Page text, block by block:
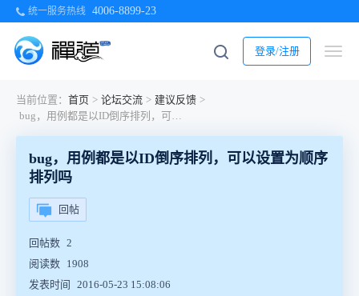
统一服务热线 4006-8899-23
登录/注册
当前位置： 首页 > 论坛交流 > 建议反馈 >
bug，用例都是以ID倒序排列，可以设置为顺序排列吗
bug，用例都是以ID倒序排列，可以设置为顺序
排列吗
回帖
回帖数 2
阅读数 1908
发表时间
2016-05-23 15:08:06